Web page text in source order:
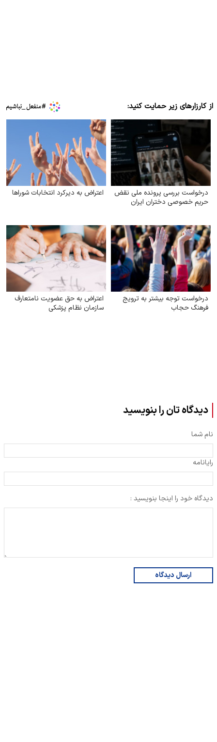
از کارزارهای زیر حمایت کنید:
درخواست بررسی پرونده ملی نقض
حریم خصوصی دختران ایران
اعتراض به دیرکرد انتخابات شوراها
درخواست توجه بیشتر به ترویج
فرهنگ حجاب
اعتراض به حق عضویت نامتعارف
سازمان نظام پزشکی
دیدگاه تان را بنویسید
نام شما
رایانامه
دیدگاه خود را اینجا بنویسید :
ارسال دیدگاه